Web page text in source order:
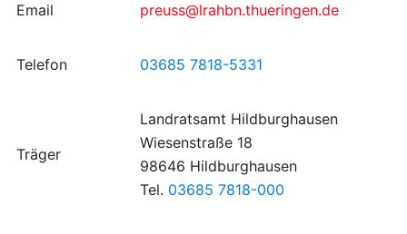
Email preuss@lrahbn.thueringen.de
Telefon 03685 7818-5331
Träger
Landratsamt Hildburghausen
Wiesenstraße 18
98646 Hildburghausen
Tel. 03685 7818-000